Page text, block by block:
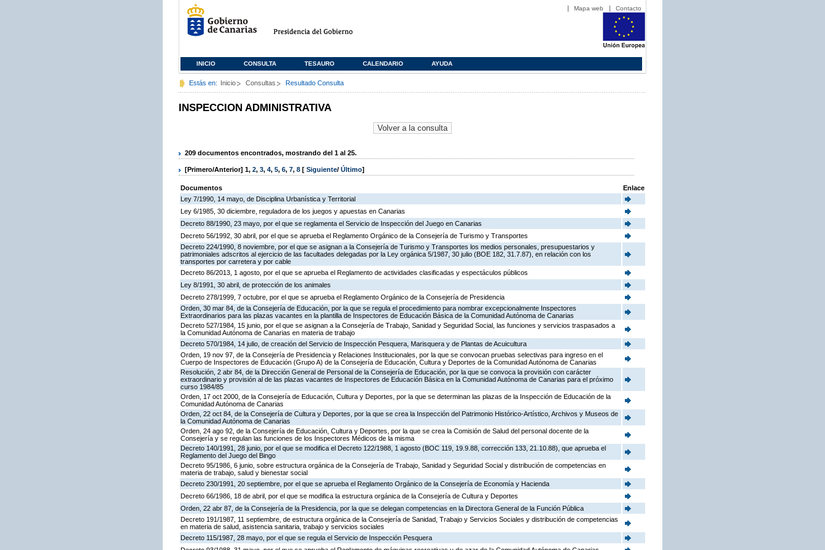
Mapa web Contacto
INICIO CONSULTA TESAURO CALENDARIO AYUDA
Estás en: Inicio Consultas Resultado Consulta
INSPECCION ADMINISTRATIVA
209 documentos encontrados, mostrando del 1 al 25.
[Primero/Anterior] 1, 2, 3, 4, 5, 6, 7, 8 [ Siguiente/ Último]
Documentos
Enlace
Ley 7/1990, 14 mayo, de Disciplina Urbanística y Territorial
Ley 6/1985, 30 diciembre, reguladora de los juegos y apuestas en Canarias
Decreto 88/1990, 23 mayo, por el que se reglamenta el Servicio de Inspección del Juego en Canarias
Decreto 56/1992, 30 abril, por el que se aprueba el Reglamento Orgánico de la Consejería de Turismo y Transportes
Decreto 224/1990, 8 noviembre, por el que se asignan a la Consejería de Turismo y Transportes los medios personales, presupuestarios y
patrimoniales adscritos al ejercicio de las facultades delegadas por la Ley orgánica 5/1987, 30 julio (BOE 182, 31.7.87), en relación con los
transportes por carretera y por cable
Decreto 86/2013, 1 agosto, por el que se aprueba el Reglamento de actividades clasificadas y espectáculos públicos
Ley 8/1991, 30 abril, de protección de los animales
Decreto 278/1999, 7 octubre, por el que se aprueba el Reglamento Orgánico de la Consejería de Presidencia
Orden, 30 mar 84, de la Consejería de Educación, por la que se regula el procedimiento para nombrar excepcionalmente Inspectores
Extraordinarios para las plazas vacantes en la plantilla de Inspectores de Educación Básica de la Comunidad Autónoma de Canarias
Decreto 527/1984, 15 junio, por el que se asignan a la Consejería de Trabajo, Sanidad y Seguridad Social, las funciones y servicios traspasados a
la Comunidad Autónoma de Canarias en materia de trabajo
Decreto 570/1984, 14 julio, de creación del Servicio de Inspección Pesquera, Marisquera y de Plantas de Acuicultura
Orden, 19 nov 97, de la Consejería de Presidencia y Relaciones Institucionales, por la que se convocan pruebas selectivas para ingreso en el
Cuerpo de Inspectores de Educación (Grupo A) de la Consejería de Educación, Cultura y Deportes de la Comunidad Autónoma de Canarias
Resolución, 2 abr 84, de la Dirección General de Personal de la Consejería de Educación, por la que se convoca la provisión con carácter
extraordinario y provisión al de las plazas vacantes de Inspectores de Educación Básica en la Comunidad Autónoma de Canarias para el próximo
curso 1984/85
Orden, 17 oct 2000, de la Consejería de Educación, Cultura y Deportes, por la que se determinan las plazas de la Inspección de Educación de la
Comunidad Autónoma de Canarias
Orden, 22 oct 84, de la Consejería de Cultura y Deportes, por la que se crea la Inspección del Patrimonio Histórico-Artístico, Archivos y Museos de
la Comunidad Autónoma de Canarias
Orden, 24 ago 92, de la Consejería de Educación, Cultura y Deportes, por la que se crea la Comisión de Salud del personal docente de la
Consejería y se regulan las funciones de los Inspectores Médicos de la misma
Decreto 140/1991, 28 junio, por el que se modifica el Decreto 122/1988, 1 agosto (BOC 119, 19.9.88, corrección 133, 21.10.88), que aprueba el
Reglamento del Juego del Bingo
Decreto 95/1986, 6 junio, sobre estructura orgánica de la Consejería de Trabajo, Sanidad y Seguridad Social y distribución de competencias en
materia de trabajo, salud y bienestar social
Decreto 230/1991, 20 septiembre, por el que se aprueba el Reglamento Orgánico de la Consejería de Economía y Hacienda
Decreto 66/1986, 18 de abril, por el que se modifica la estructura orgánica de la Consejería de Cultura y Deportes
Orden, 22 abr 87, de la Consejería de la Presidencia, por la que se delegan competencias en la Directora General de la Función Pública
Decreto 191/1987, 11 septiembre, de estructura orgánica de la Consejería de Sanidad, Trabajo y Servicios Sociales y distribución de competencias
en materia de salud, asistencia sanitaria, trabajo y servicios sociales
Decreto 115/1987, 28 mayo, por el que se regula el Servicio de Inspección Pesquera